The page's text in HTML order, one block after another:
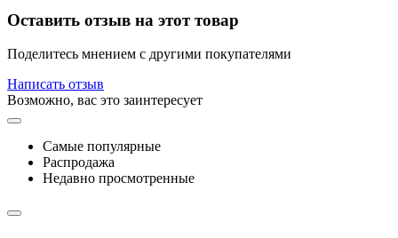
Оставить отзыв на этот товар
Поделитесь мнением с другими покупателями
Написать отзыв
Возможно, вас это заинтересует
Самые популярные
Распродажа
Недавно просмотренные